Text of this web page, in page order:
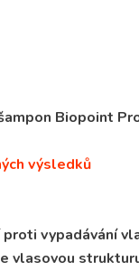
Biopoint
výsledků
proti vypadávání
vlasovou